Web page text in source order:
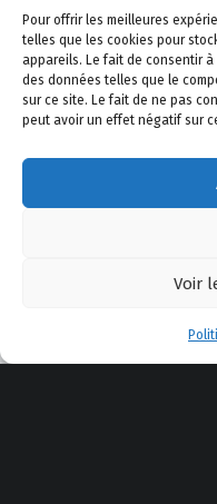
Pour offrir les meilleures
telles que les cookies pour
appareils. Le fait de consentir
des données telles que le
sur ce site. Le fait de ne pas
peut avoir un effet négatif sur
Voir